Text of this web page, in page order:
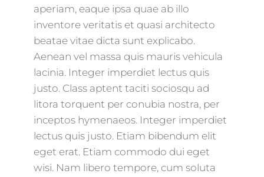
aperiam, eaque ipsa quae ab illo
inventore veritatis et quasi architecto
beatae vitae dicta sunt explicabo.
Aenean vel massa quis mauris vehicula
lacinia. Integer imperdiet lectus quis
justo. Class aptent taciti sociosqu ad
litora torquent per conubia nostra, per
inceptos hymenaeos. Integer imperdiet
lectus quis justo. Etiam bibendum elit
eget erat. Etiam commodo dui eget
wisi. Nam libero tempore, cum soluta